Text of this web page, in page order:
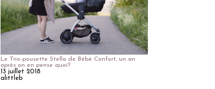
Le Trio-pousette Stella de Bébé Confort, un an
après on en pense quoi?
13 juillet 2018
alittleb